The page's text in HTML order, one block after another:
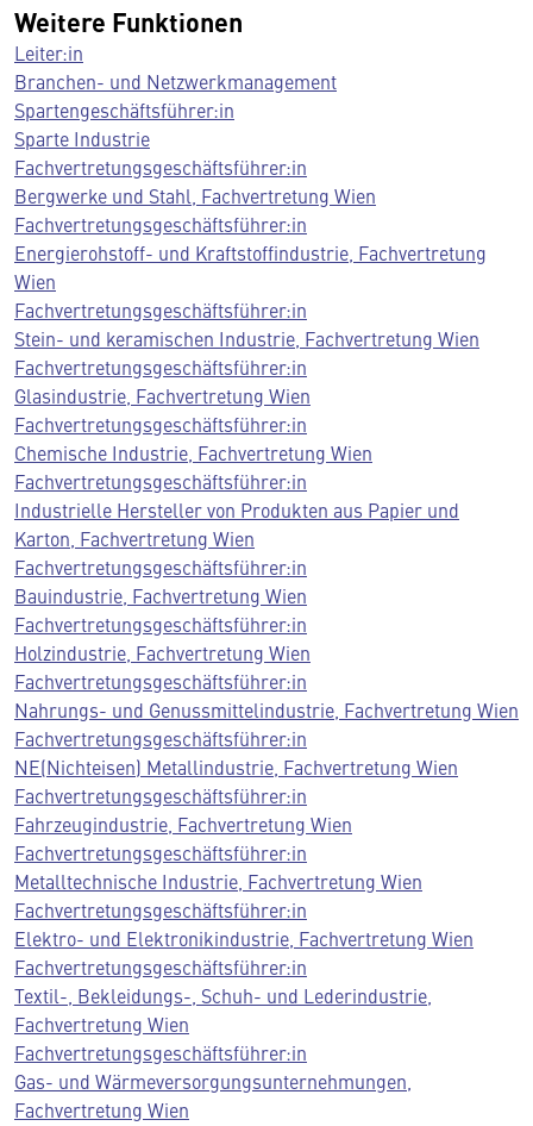
Weitere Funktionen
Leiter:in
Branchen- und Netzwerkmanagement
Spartengeschäftsführer:in
Sparte Industrie
Fachvertretungsgeschäftsführer:in
Bergwerke und Stahl, Fachvertretung Wien
Fachvertretungsgeschäftsführer:in
Energierohstoff- und Kraftstoffindustrie, Fachvertretung
Wien
Fachvertretungsgeschäftsführer:in
Stein- und keramischen Industrie, Fachvertretung Wien
Fachvertretungsgeschäftsführer:in
Glasindustrie, Fachvertretung Wien
Fachvertretungsgeschäftsführer:in
Chemische Industrie, Fachvertretung Wien
Fachvertretungsgeschäftsführer:in
Industrielle Hersteller von Produkten aus Papier und
Karton, Fachvertretung Wien
Fachvertretungsgeschäftsführer:in
Bauindustrie, Fachvertretung Wien
Fachvertretungsgeschäftsführer:in
Holzindustrie, Fachvertretung Wien
Fachvertretungsgeschäftsführer:in
Nahrungs- und Genussmittelindustrie, Fachvertretung Wien
Fachvertretungsgeschäftsführer:in
NE(Nichteisen) Metallindustrie, Fachvertretung Wien
Fachvertretungsgeschäftsführer:in
Fahrzeugindustrie, Fachvertretung Wien
Fachvertretungsgeschäftsführer:in
Metalltechnische Industrie, Fachvertretung Wien
Fachvertretungsgeschäftsführer:in
Elektro- und Elektronikindustrie, Fachvertretung Wien
Fachvertretungsgeschäftsführer:in
Textil-, Bekleidungs-, Schuh- und Lederindustrie,
Fachvertretung Wien
Fachvertretungsgeschäftsführer:in
Gas- und Wärmeversorgungsunternehmungen,
Fachvertretung Wien